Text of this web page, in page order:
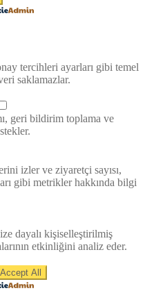
tercihleri ayarları gibi temel
saklamazlar.
geri bildirim toplama ve
izler ve ziyaretçi sayısı,
gibi metrikler hakkında bilgi
dayalı kişiselleştirilmiş
etkinliğini analiz eder.
Accept All